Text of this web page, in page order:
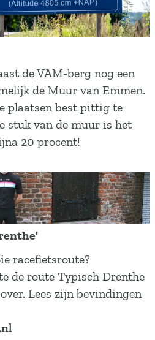
de VAM-berg nog een
de Muur van Emmen.
plaatsen best pittig te
stuk van de muur is het
20 procent!
racefietsroute?
de route Typisch Drenthe
Lees zijn bevindingen